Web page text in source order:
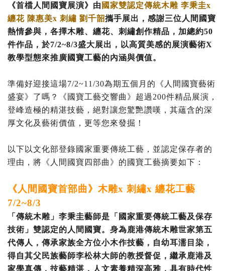
《首檔人間國寶展演》由 國家雙認定傳統木雕 李秉圭x
纏花 陳惠美x 刺繡 劉千韶攜手展出，感謝三位人間國寶
熱情參與，各擇木雕、纏花、刺繡創作精品，加總約50
件作品，於7/2~8/3盛大展出，以高質美感的展演藝術X
教學型態來推廣國寶工藝的內涵與價值。
準備好迎接這場7/2~11/30為期五個月的《人間國寶藝術
盛宴》了嗎？《國寶工藝交響曲》超過200件精品展演，
登峰造極的精湛技藝，絕對讓您驚艷讚嘆，其蘊含的深
厚文化及藝術價值，更等您來發掘！
以下以文化部登錄國家重要傳統工藝，並認定保存者的
理由，將《人間國寶四部曲》的國寶工藝摘要如下：
《人間國寶首部曲》木雕x 刺繡x 纏花工藝
7/2~8/3
「傳統木雕」李秉圭藝師是「國家重要傳統工藝及保存
技術」雙認定的人間國寶。身為鹿港傳統木雕世家第五
代傳人，傳承家族全方位小木作技藝，自幼耳濡目染，
得自其父民族藝師李松林大師的教授督促，繼承鹿港及
家學真傳，技藝精湛，人文素養精深高雅，具有時代性